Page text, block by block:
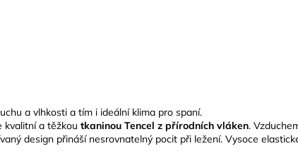
a vlhkosti a tím i ideální klima pro spaní.
kvalitní a těžkou tkaninou Tencel z přírodních vláken.
design přináší nesrovnatelný pocit při ležení. Vysoce